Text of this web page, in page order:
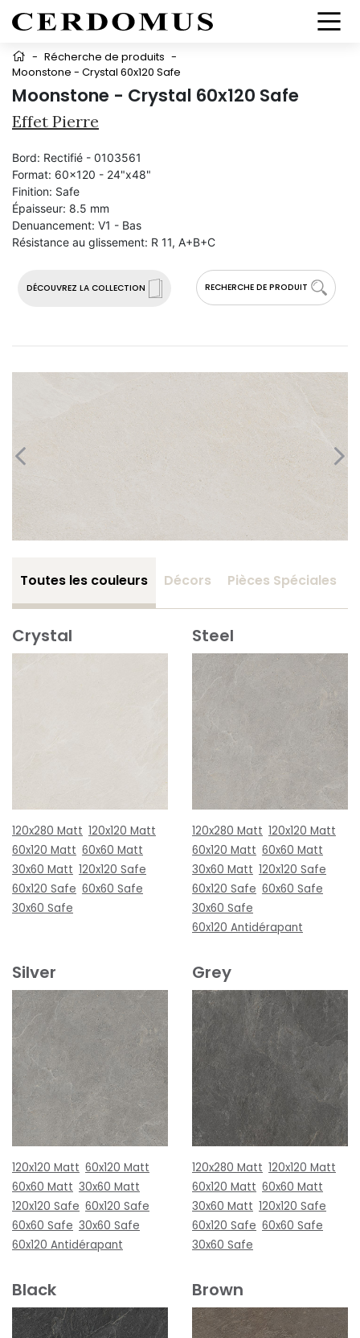
- Récherche de produits -
Moonstone - Crystal 60x120 Safe
Moonstone - Crystal 60x120 Safe
Effet Pierre
DÉCOUVREZ LA COLLECTION RECHERCHE DE PRODUIT
Bord: Rectifié - 0103561
Format: 60x120 - 24"x48"
Finition: Safe
Épaisseur: 8.5 mm
Denuancement: V1 - Bas
Résistance au glissement: R 11, A+B+C
Toutes les couleurs Décors Pièces Spéciales
Crystal
120x280 Matt 120x120 Matt
60x120 Matt 60x60 Matt
30x60 Matt 120x120 Safe
60x120 Safe 60x60 Safe
30x60 Safe
Steel
120x280 Matt 120x120 Matt
60x120 Matt 60x60 Matt
30x60 Matt 120x120 Safe
60x120 Safe 60x60 Safe
30x60 Safe
60x120 Antidérapant
Silver
120x120 Matt 60x120 Matt
60x60 Matt 30x60 Matt
120x120 Safe 60x120 Safe
60x60 Safe 30x60 Safe
60x120 Antidérapant
Grey
120x280 Matt 120x120 Matt
60x120 Matt 60x60 Matt
30x60 Matt 120x120 Safe
60x120 Safe 60x60 Safe
30x60 Safe
Black Brown